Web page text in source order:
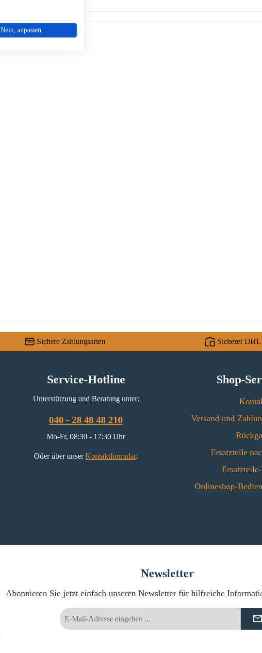
Sichere Zahlungsarten Sicherer DHL
Service-Hotline
Unterstützung und Beratung unter:
040 - 28 48 48 210
Mo-Fr, 08:30 - 17:30 Uhr
Oder über unserKontaktformular.
Shop-
Versand und
Ersatzteile
Onlineshop-
Newsletter
Abonnieren Sie jetzt einfach unseren Newsletter für hilfreiche
E-
Mail-
Nein, anpassen